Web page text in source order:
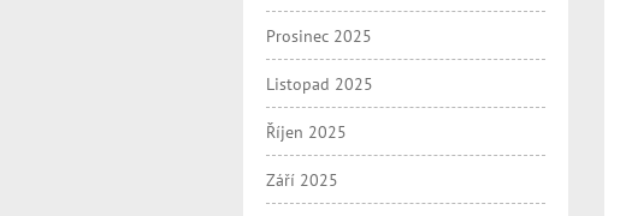
Prosinec 2025
Listopad 2025
Říjen 2025
Září 2025